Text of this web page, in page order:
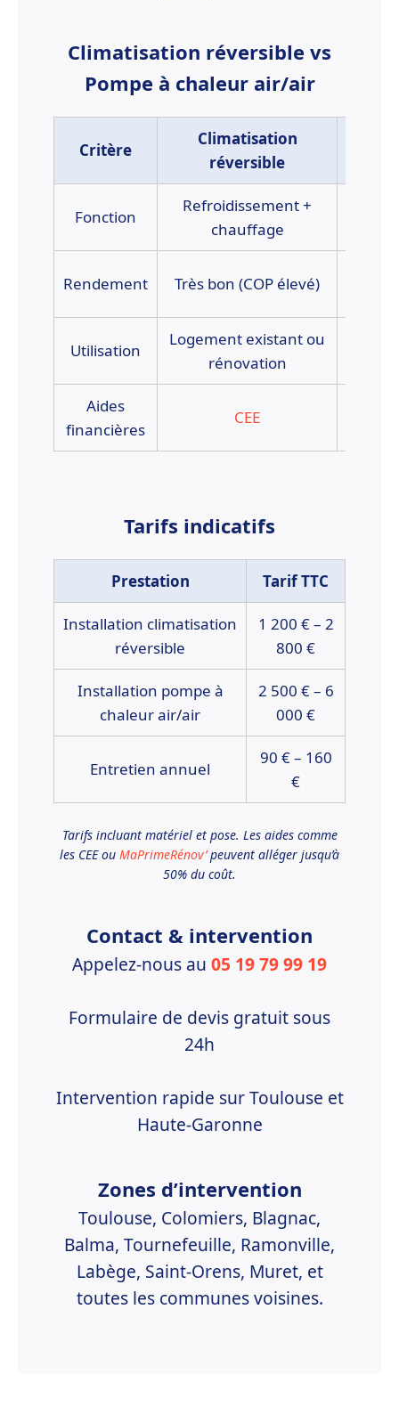
Climatisation réversible vs
Pompe à chaleur air/air
Critère
Climatisation
réversible
Fonction
Refroidissement +
chauffage
Rendement Très bon (COP élevé)
Utilisation
Logement existant ou
rénovation
Aides
financières
CEE
Tarifs indicatifs
Prestation Tarif TTC
Installation climatisation
réversible
1 200 € – 2
800 €
Installation pompe à
chaleur air/air
2 500 € – 6
000 €
Entretien annuel
90 € – 160
€
Tarifs incluant matériel et pose. Les aides comme
les CEE ou MaPrimeRénov’peuvent alléger jusqu’à
50% du coût.
Contact & intervention
Appelez-nous au 05 19 79 99 19
Formulaire de devis gratuit sous
24h
Intervention rapide sur Toulouse et
Haute-Garonne
Zones d’intervention
Toulouse, Colomiers, Blagnac,
Balma, Tournefeuille, Ramonville,
Labège, Saint-Orens, Muret, et
toutes les communes voisines.